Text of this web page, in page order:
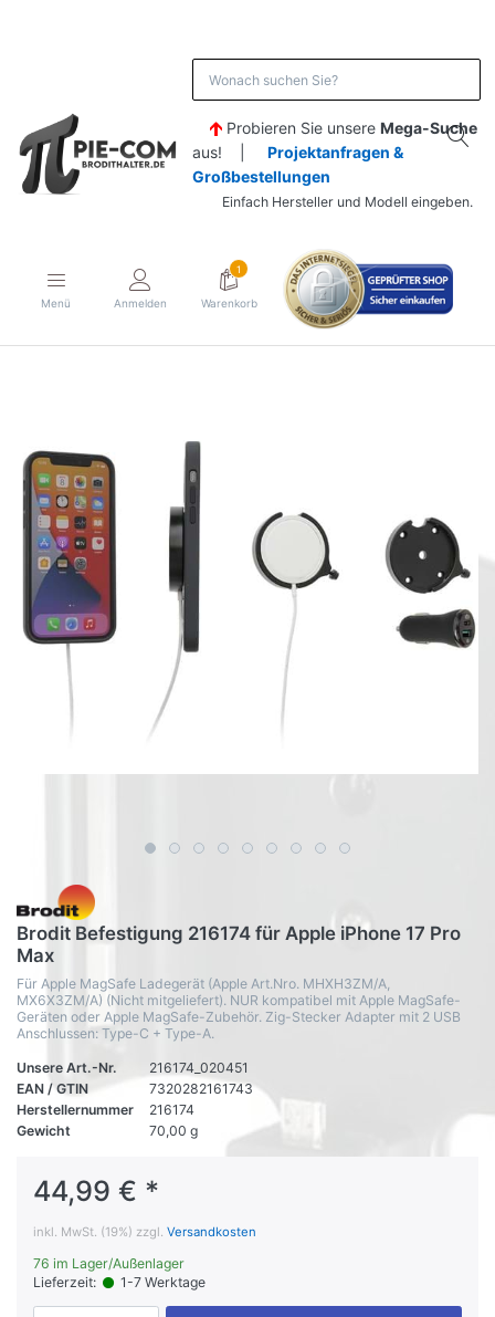
Probieren Sie unsere Mega-Suche
aus! | Projektanfragen &
Großbestellungen
Einfach Hersteller und Modell eingeben.
Menü Anmelden
1
Warenkorb
Brodit Befestigung 216174 für Apple iPhone 17 Pro
Max
Für Apple MagSafe Ladegerät (Apple Art.Nro. MHXH3ZM/A,
MX6X3ZM/A) (Nicht mitgeliefert). NUR kompatibel mit Apple MagSafe-
Geräten oder Apple MagSafe-Zubehör. Zig-Stecker Adapter mit 2 USB
Anschlussen: Type-C + Type-A.
Unsere Art.-Nr.
216174_020451
EAN / GTIN
7320282161743
Herstellernummer
216174
Gewicht
70,00 g
44,99 € *
inkl. MwSt. (19%) zzgl. Versandkosten
76 im Lager/Außenlager
Lieferzeit:
1-7 Werktage